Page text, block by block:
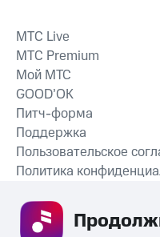
MTС Live
MTС Premium
Мой МТС
GOOD’OK
Питч-форма
Поддержка
Пользовательское
Политика